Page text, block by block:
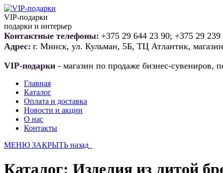
VIP-подарки
подарки и интерьер
Контактные телефоны: +375 29 644 23 90; +375 29 239
Адрес: г. Минск, ул. Кульман, 5Б, ТЦ Атлантик,
VIP-подарки - магазин по продаже бизнес-сувениров,
Главная
Каталог
Оплата и доставка
Новости и акции
О нас
Контакты
МЕНЮ ЗАКРЫТЬ назад
Каталог: Изделия из литой